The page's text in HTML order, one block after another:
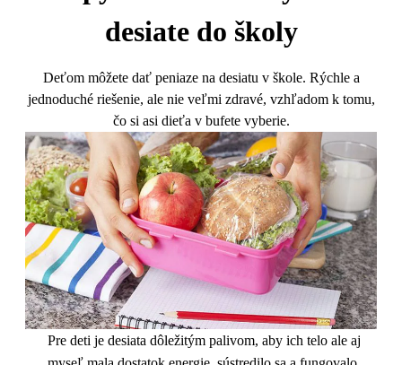
desiate do školy
Deťom môžete dať peniaze na desiatu v škole. Rýchle a
jednoduché riešenie, ale nie veľmi zdravé, vzhľadom k tomu,
čo si asi dieťa v bufete vyberie.
Pre deti je desiata dôležitým palivom, aby ich telo ale aj